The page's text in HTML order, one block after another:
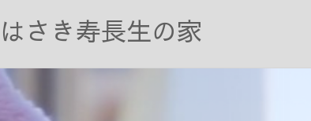
さき寿長生の家